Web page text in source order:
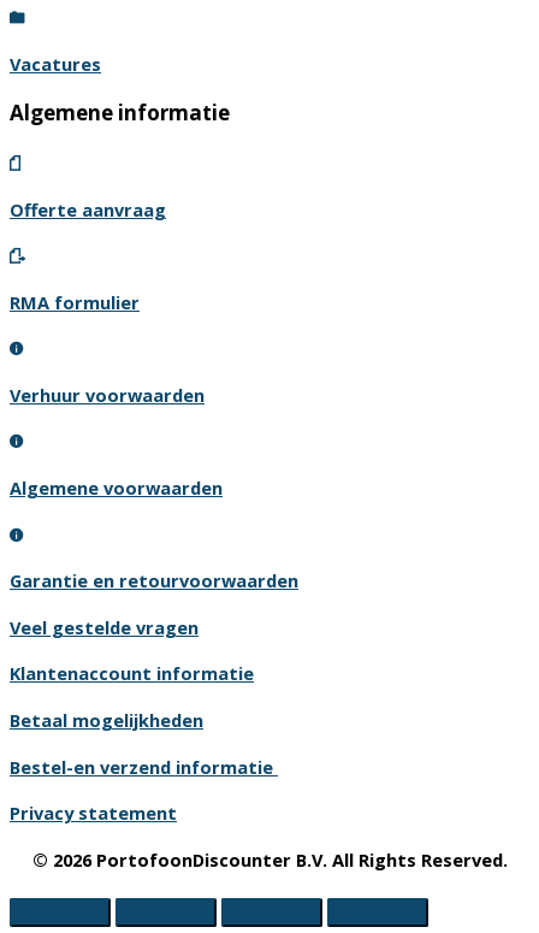
Vacatures
Algemene informatie
Offerte aanvraag
RMA formulier
Verhuur voorwaarden
Algemene voorwaarden
Garantie en retourvoorwaarden
Veel gestelde vragen
Klantenaccount informatie
Betaal mogelijkheden
Bestel-en verzend informatie
Privacy statement
© 2026 PortofoonDiscounter B.V. All Rights Reserved.